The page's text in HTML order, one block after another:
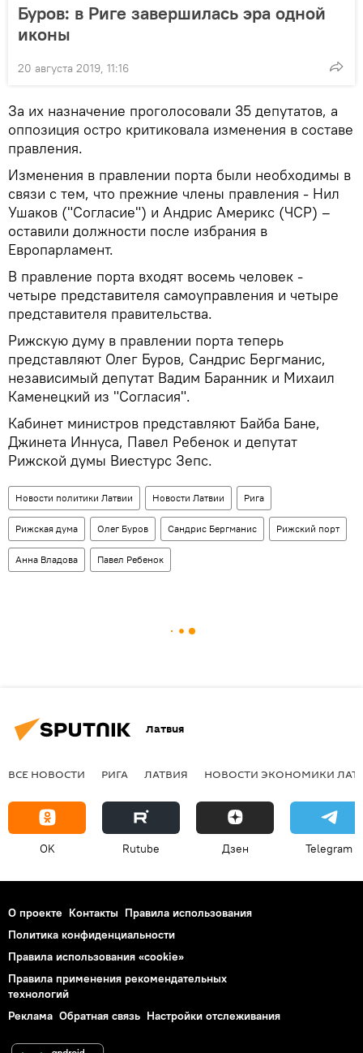
Буров: в Риге завершилась эра одной
иконы
20 августа 2019, 11:16
За их назначение проголосовали 35 депутатов, а
оппозиция остро критиковала изменения в составе
правления.
Изменения в правлении порта были необходимы в
связи с тем, что прежние члены правления - Нил
Ушаков ("Согласие") и Андрис Америкс (ЧСР) –
оставили должности после избрания в
Европарламент.
В правление порта входят восемь человек -
четыре представителя самоуправления и четыре
представителя правительства.
Рижскую думу в правлении порта теперь
представляют Олег Буров, Сандрис Бергманис,
независимый депутат Вадим Баранник и Михаил
Каменецкий из "Согласия".
Кабинет министров представляют Байба Бане,
Джинета Иннуса, Павел Ребенок и депутат
Рижской думы Виестурс Зепс.
Новости политики Латвии Новости Латвии Рига
Рижская дума Олег Буров Сандрис Бергманис Рижский порт
Анна Владова Павел Ребенок
Латвия
ВСЕ НОВОСТИ РИГА ЛАТВИЯ НОВОСТИ ЭКОНОМИКИ
OK Rutube Дзен Telegram
О проекте Контакты Правила использования
Политика конфиденциальности
Правила использования «cookie»
Правила применения рекомендательных
технологий
Реклама Обратная связь Настройки отслеживания